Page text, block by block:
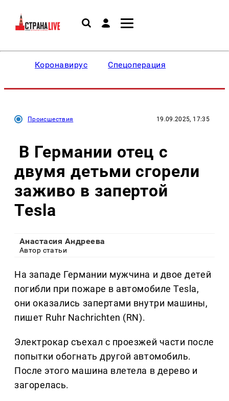
Коронавирус Спецоперация
Происшествия 19.09.2025, 17:35
В Германии отец с
двумя детьми сгорели
заживо в запертой
Tesla
Анастасия Андреева
Автор статьи
На западе Германии мужчина и двое детей
погибли при пожаре в автомобиле Tesla,
они оказались запертами внутри машины,
пишет Ruhr Nachrichten (RN).
Электрокар съехал с проезжей части после
попытки обогнать другой автомобиль.
После этого машина влетела в дерево и
загорелась.